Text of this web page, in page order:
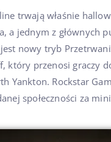
trwają właśnie
a jednym z głównych
nowy tryb
który przenosi graczy
Yankton. Rockstar
społeczności za